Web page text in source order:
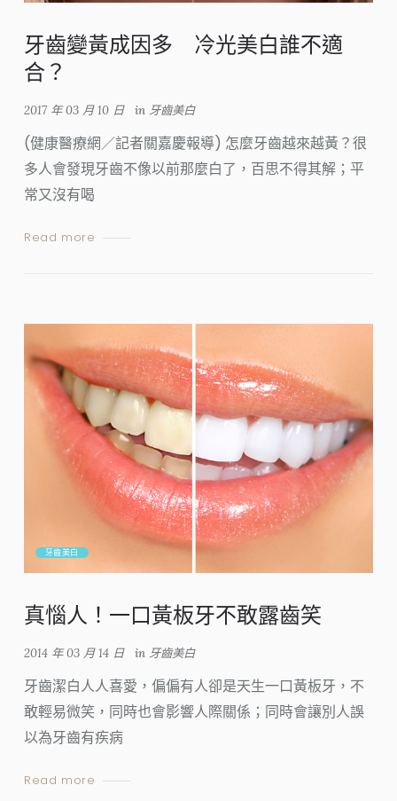
牙齒變黃成因多 冷光美白誰不適
合？
2017 年 03 月 10 日 in 牙齒美白
(健康醫療網／記者關嘉慶報導) 怎麼牙齒越來越黃？很
多人會發現牙齒不像以前那麼白了，百思不得其解；平
常又沒有喝
Read more
牙齒美白
真惱人！一口黃板牙不敢露齒笑
2014 年 03 月 14 日 in 牙齒美白
牙齒潔白人人喜愛，偏偏有人卻是天生一口黃板牙，不
敢輕易微笑，同時也會影響人際關係；同時會讓別人誤
以為牙齒有疾病
Read more